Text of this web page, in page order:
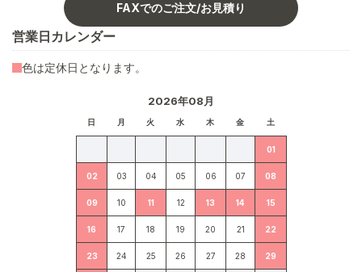
FAXでのご注文/お見積り
営業日カレンダー
2026年08月
日 月 火 水 木 金 土
01
02 03 04 05 06 07 08
09 10 11 12 13 14 15
16 17 18 19 20 21 22
23 24 25 26 27 28 29
色は定休日となります。